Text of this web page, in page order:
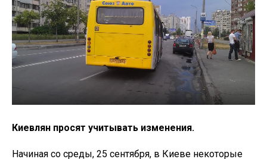
Киевлян просят учитывать изменения.
Начиная со среды, 25 сентября, в Киеве некоторые